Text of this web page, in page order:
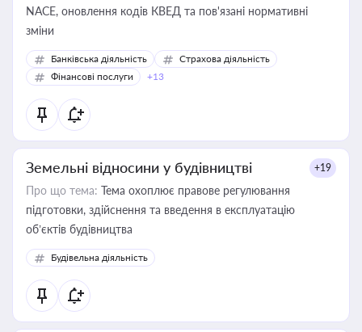
NACE, оновлення кодів КВЕД та пов'язані нормативні
зміни
Банківська діяльність
Страхова діяльність
Фінансові послуги
+13
Земельні відносини у будівництві +19
Про що тема: Тема охоплює правове регулювання
підготовки, здійснення та введення в експлуатацію
об’єктів будівництва
Будівельна діяльність